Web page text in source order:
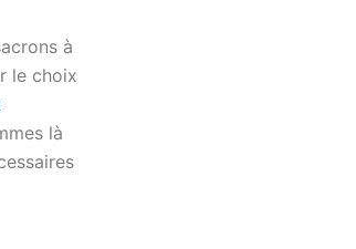
à
le choix
là